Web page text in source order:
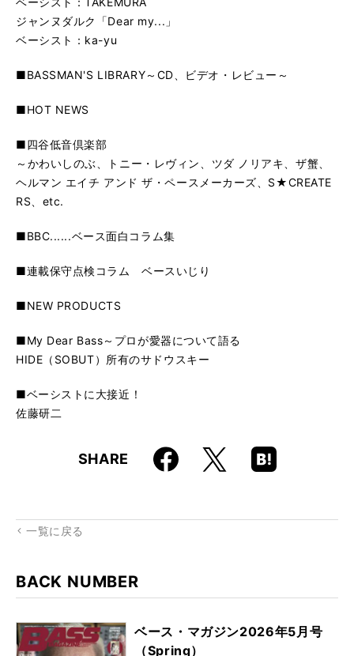
ジャンヌダルク「Dear my...」
ベーシスト：ka-yu
■BASSMAN'S LIBRARY～CD、ビデオ・レビュー～
■HOT NEWS
■四谷低音倶楽部
～かわいしのぶ、トニー・レヴィン、ツダ ノリアキ、ザ蟹、
ヘルマン エイチ アンド ザ・ペースメーカーズ、S★CREATE
RS、etc.
■BBC......ベース面白コラム集
■連載保守点検コラム ベースいじり
■NEW PRODUCTS
■My Dear Bass～プロが愛器について語る
HIDE（SOBUT）所有のサドウスキー
■ベーシストに大接近！
佐藤研二
SHARE Faceboo
k
X
Hatena
Boo
一覧に戻る
BACK NUMBER
ベース・マガジン2026年5月号
（Spring）